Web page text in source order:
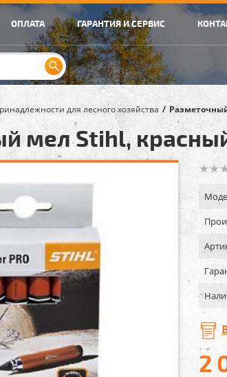
ОПЛАТА ГАРАНТИЯ И СЕРВИС
для лесного хозяйства
мел Stihl,
2